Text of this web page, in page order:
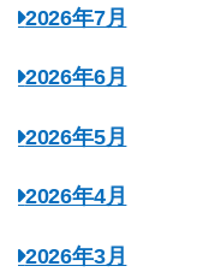
2026年7月
2026年6月
2026年5月
2026年4月
2026年3月